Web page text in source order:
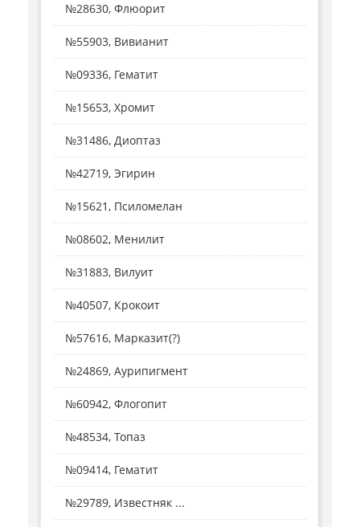
№28630, Флюорит
№55903, Вивианит
№09336, Гематит
№15653, Хромит
№31486, Диоптаз
№42719, Эгирин
№15621, Псиломелан
№08602, Менилит
№31883, Вилуит
№40507, Крокоит
№57616, Марказит(?)
№24869, Аурипигмент
№60942, Флогопит
№48534, Топаз
№09414, Гематит
№29789, Известняк ...